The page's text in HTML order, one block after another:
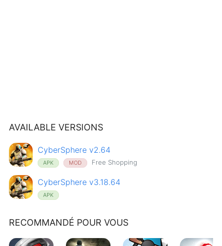
AVAILABLE VERSIONS
CyberSphere v2.64
APK MOD Free Shopping
CyberSphere v3.18.64
APK
RECOMMANDÉ POUR VOUS